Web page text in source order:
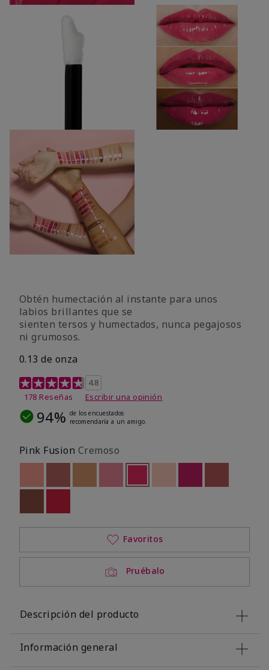
Obtén humectación al instante para unos
labios brillantes que se
sienten tersos y humectados, nunca pegajosos
ni grumosos.
0.13 de onza
Calificación de clientes de 4,8 de 5
4.8
178 Reseñas
Escribir una opinión
94% de los encuestados
recomendaría a un amigo.
Pink Fusion Cremoso
Out of stockOut of stockseleccionado
Out of stock
Pruébalo
Favoritos
Descripción del producto
Información general